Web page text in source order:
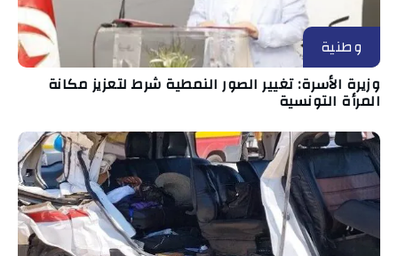
وطنية
وزيرة الأسرة: تغيير الصور النمطية شرط لتعزيز مكانة
المرأة التونسية